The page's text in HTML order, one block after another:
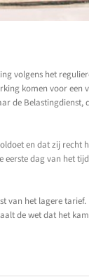
volgens het
komen voor een
de
en dat zij
dag van het
het lagere
de wet dat het